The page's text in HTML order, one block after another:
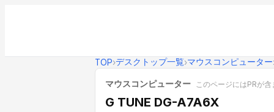
TOP›デスクトップ一覧›マウスコンピューター
マウスコンピューター このページにはPRが含
G TUNE DG-A7A6X